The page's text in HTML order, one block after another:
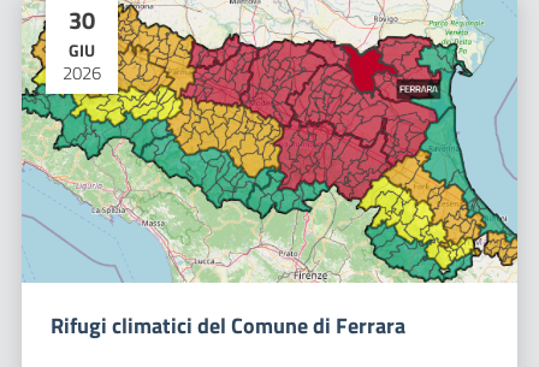
30
GIU
2026
Rifugi climatici del Comune di Ferrara